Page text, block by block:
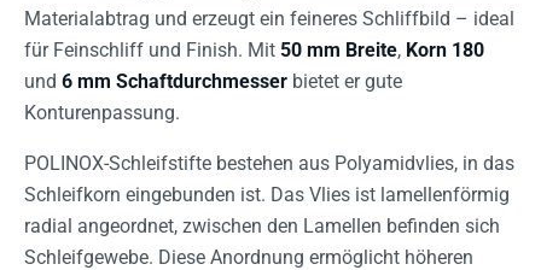
Materialabtrag und erzeugt ein feineres Schliffbild – ideal
für Feinschliff und Finish. Mit 50 mm Breite, Korn 180
und 6 mm Schaftdurchmesser bietet er gute
Konturenpassung.
POLINOX-Schleifstifte bestehen aus Polyamidvlies, in das
Schleifkorn eingebunden ist. Das Vlies ist lamellenförmig
radial angeordnet, zwischen den Lamellen befinden sich
Schleifgewebe. Diese Anordnung ermöglicht höheren